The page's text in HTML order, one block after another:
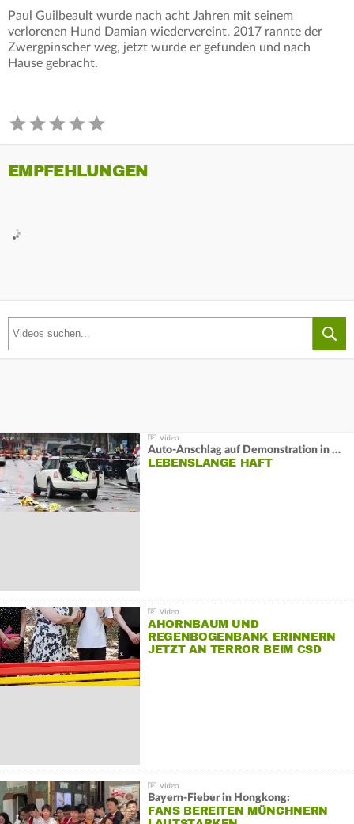
Paul Guilbeault wurde nach acht Jahren mit seinem
verlorenen Hund Damian wiedervereint. 2017 rannte der
Zwergpinscher weg, jetzt wurde er gefunden und nach
Hause gebracht.
EMPFEHLUNGEN
Auto-Anschlag auf Demonstration in München:
LEBENSLANGE HAFT
AHORNBAUM UND
REGENBOGENBANK ERINNERN
JETZT AN TERROR BEIM CSD
Bayern-Fieber in Hongkong:
FANS BEREITEN MÜNCHNERN